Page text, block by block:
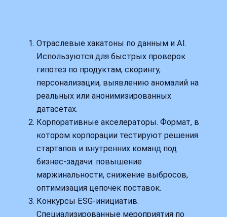
Отраслевые хакатоны по данным и AI.
Используются для быстрых проверок
гипотез по продуктам, скорингу,
персонализации, выявлению аномалий на
реальных или анонимизированных
датасетах.
Корпоративные акселераторы. Формат, в
котором корпорации тестируют решения
стартапов и внутренних команд под
бизнес‑задачи: повышение
маржинальности, снижение выбросов,
оптимизация цепочек поставок.
Конкурсы ESG‑инициатив.
Специализированные мероприятия по